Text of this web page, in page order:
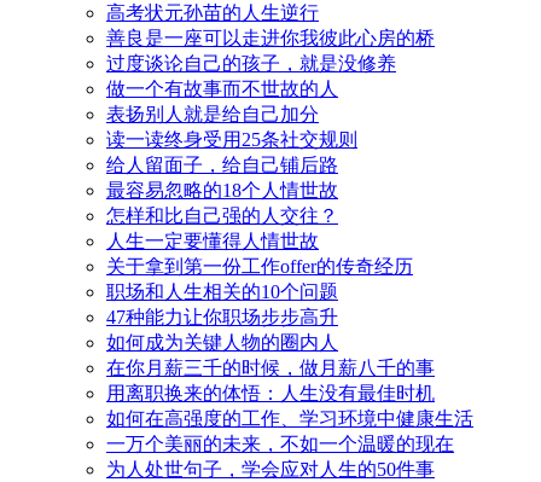
高考状元孙苗的人生逆行
善良是一座可以走进你我彼此心房的桥
过度谈论自己的孩子，就是没修养
做一个有故事而不世故的人
表扬别人就是给自己加分
读一读终身受用25条社交规则
给人留面子，给自己铺后路
最容易忽略的18个人情世故
怎样和比自己强的人交往？
人生一定要懂得人情世故
关于拿到第一份工作offer的传奇经历
职场和人生相关的10个问题
47种能力让你职场步步高升
如何成为关键人物的圈内人
在你月薪三千的时候，做月薪八千的事
用离职换来的体悟：人生没有最佳时机
如何在高强度的工作、学习环境中健康生活
一万个美丽的未来，不如一个温暖的现在
为人处世句子，学会应对人生的50件事